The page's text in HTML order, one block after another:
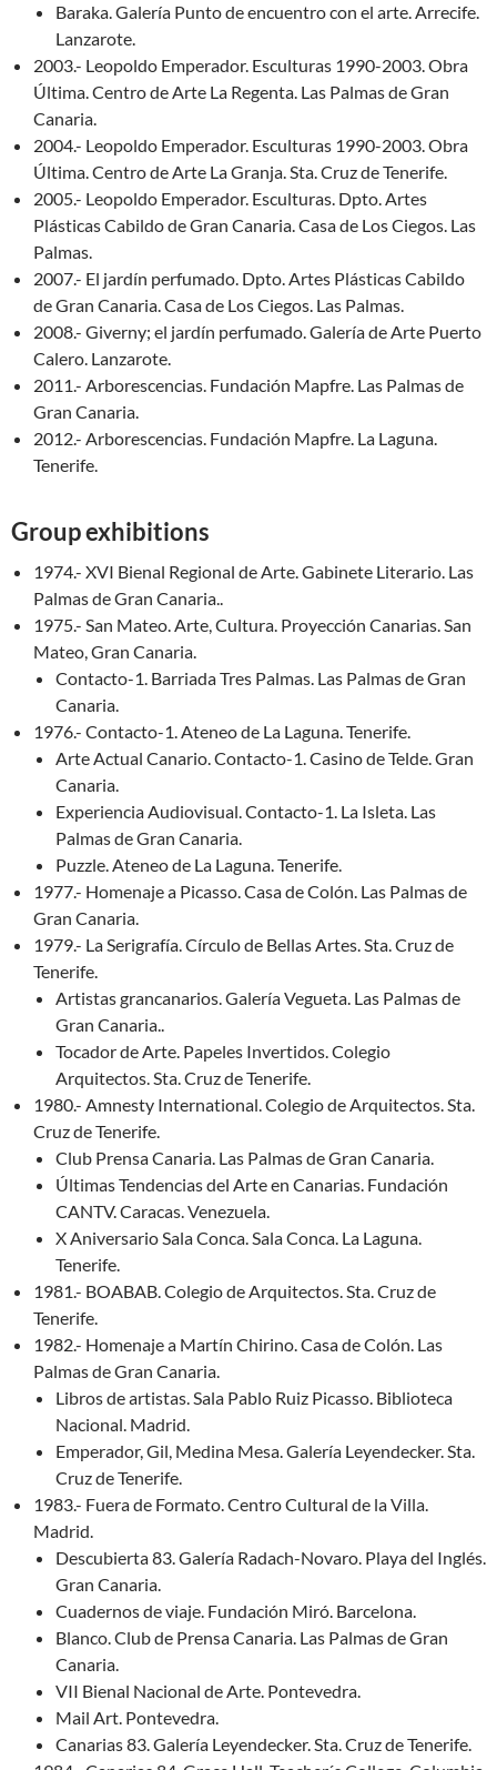
Baraka. Galería Punto de encuentro con el arte. Arrecife.
Lanzarote.
2003.- Leopoldo Emperador. Esculturas 1990-2003. Obra
Última. Centro de Arte La Regenta. Las Palmas de Gran
Canaria.
2004.- Leopoldo Emperador. Esculturas 1990-2003. Obra
Última. Centro de Arte La Granja. Sta. Cruz de Tenerife.
2005.- Leopoldo Emperador. Esculturas. Dpto. Artes
Plásticas Cabildo de Gran Canaria. Casa de Los Ciegos. Las
Palmas.
2007.- El jardín perfumado. Dpto. Artes Plásticas Cabildo
de Gran Canaria. Casa de Los Ciegos. Las Palmas.
2008.- Giverny; el jardín perfumado. Galería de Arte Puerto
Calero. Lanzarote.
2011.- Arborescencias. Fundación Mapfre. Las Palmas de
Gran Canaria.
2012.- Arborescencias. Fundación Mapfre. La Laguna.
Tenerife.
Group exhibitions
1974.- XVI Bienal Regional de Arte. Gabinete Literario. Las
Palmas de Gran Canaria..
1975.- San Mateo. Arte, Cultura. Proyección Canarias. San
Mateo, Gran Canaria.
Contacto-1. Barriada Tres Palmas. Las Palmas de Gran
Canaria.
1976.- Contacto-1. Ateneo de La Laguna. Tenerife.
Arte Actual Canario. Contacto-1. Casino de Telde. Gran
Canaria.
Experiencia Audiovisual. Contacto-1. La Isleta. Las
Palmas de Gran Canaria.
Puzzle. Ateneo de La Laguna. Tenerife.
1977.- Homenaje a Picasso. Casa de Colón. Las Palmas de
Gran Canaria.
1979.- La Serigrafía. Círculo de Bellas Artes. Sta. Cruz de
Tenerife.
Artistas grancanarios. Galería Vegueta. Las Palmas de
Gran Canaria..
Tocador de Arte. Papeles Invertidos. Colegio
Arquitectos. Sta. Cruz de Tenerife.
1980.- Amnesty International. Colegio de Arquitectos. Sta.
Cruz de Tenerife.
Club Prensa Canaria. Las Palmas de Gran Canaria.
Últimas Tendencias del Arte en Canarias. Fundación
CANTV. Caracas. Venezuela.
X Aniversario Sala Conca. Sala Conca. La Laguna.
Tenerife.
1981.- BOABAB. Colegio de Arquitectos. Sta. Cruz de
Tenerife.
1982.- Homenaje a Martín Chirino. Casa de Colón. Las
Palmas de Gran Canaria.
Libros de artistas. Sala Pablo Ruiz Picasso. Biblioteca
Nacional. Madrid.
Emperador, Gil, Medina Mesa. Galería Leyendecker. Sta.
Cruz de Tenerife.
1983.- Fuera de Formato. Centro Cultural de la Villa.
Madrid.
Descubierta 83. Galería Radach-Novaro. Playa del Inglés.
Gran Canaria.
Cuadernos de viaje. Fundación Miró. Barcelona.
Blanco. Club de Prensa Canaria. Las Palmas de Gran
Canaria.
VII Bienal Nacional de Arte. Pontevedra.
Mail Art. Pontevedra.
Canarias 83. Galería Leyendecker. Sta. Cruz de Tenerife.